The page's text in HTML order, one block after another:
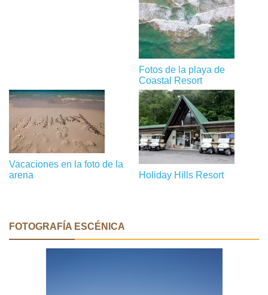
Fotos de la playa de
Coastal Resort
Vacaciones en la foto de la
arena
Holiday Hills Resort
FOTOGRAFÍA ESCÉNICA